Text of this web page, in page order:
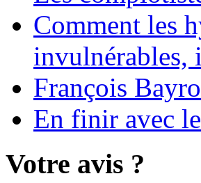
Comment les
invulnérables,
François
En finir avec
Votre avis ?